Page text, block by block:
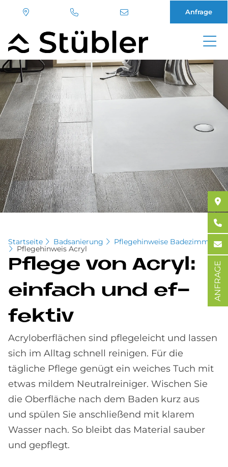
Direkt
zum
Inhalt
Anfrage
Startseite Badsanierung Pflegehinweise Badezimmer
Pflegehinweis Acryl
Pfle­ge von Acryl:
ein­fach und ef­
fek­tiv
Acryloberflächen sind pflegeleicht und lassen
sich im Alltag schnell reinigen. Für die
tägliche Pflege genügt ein weiches Tuch mit
etwas mildem Neutralreiniger. Wischen Sie
die Oberfläche nach dem Baden kurz aus
und spülen Sie anschließend mit klarem
Wasser nach. So bleibt das Material sauber
und gepflegt.
ANFRAGE